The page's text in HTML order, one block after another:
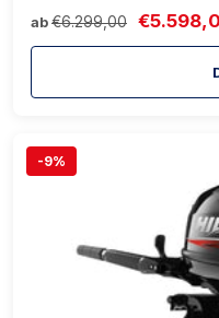
ab €6.299,00
-9%